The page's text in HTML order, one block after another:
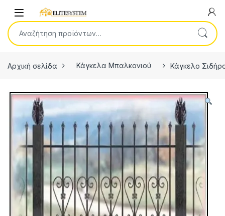
Open
Αναζήτηση για:
Αρχική σελίδα Κάγκελα Μπαλκονιού Κάγκελο